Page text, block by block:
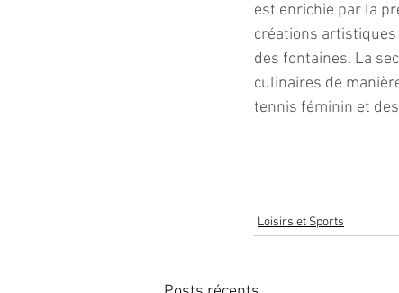
est enrichie par la
créations
des fontaines. La
culinaires de
tennis féminin et
Loisirs et Sports